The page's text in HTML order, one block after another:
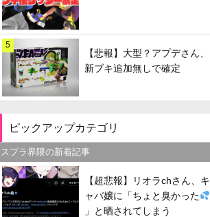
5
【悲報】大型？アプデさん、
新ブキ追加無しで確定
ピックアップカテゴリ
スプラ界隈の新着記事
【超悲報】リオラchさん、キ
ャバ嬢に「ちょと臭かった
」と晒されてしまう